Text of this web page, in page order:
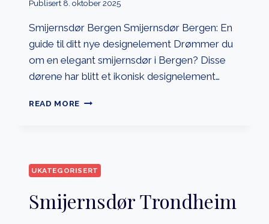
Publisert 8. oktober 2025
Smijernsdør Bergen Smijernsdør Bergen: En
guide til ditt nye designelement Drømmer du
om en elegant smijernsdør i Bergen? Disse
dørene har blitt et ikonisk designelement…
READ MORE SMIJERNSDØR
UKATEGORISERT
Smijernsdør Trondheim